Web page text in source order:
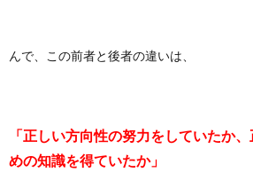
んで、この前者と後者の違いは、
「正しい方向性の努力をしていたか
めの知識を得ていたか」